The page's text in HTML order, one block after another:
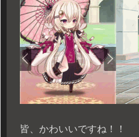
皆、かわいいですね！！